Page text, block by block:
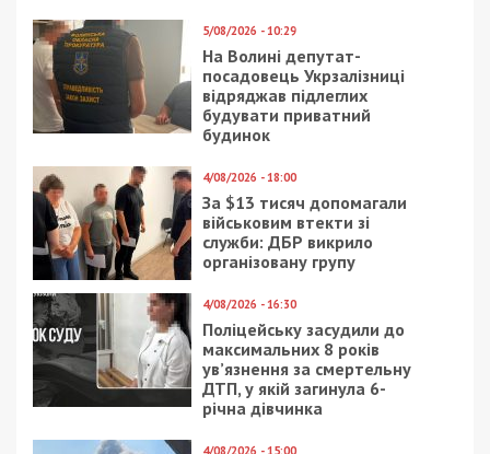
5/08/2026 - 10:29
На Волині депутат-
посадовець Укрзалізниці
відряджав підлеглих
будувати приватний
будинок
4/08/2026 - 18:00
За $13 тисяч допомагали
військовим втекти зі
служби: ДБР викрило
організовану групу
4/08/2026 - 16:30
Поліцейську засудили до
максимальних 8 років
ув’язнення за смертельну
ДТП, у якій загинула 6-
річна дівчинка
4/08/2026 - 15:00